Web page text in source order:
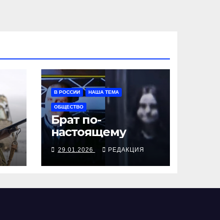
В РОССИИ НАША ТЕМА
ОБЩЕСТВО
Брат по-
настоящему
29.01.2026 РЕДАКЦИЯ